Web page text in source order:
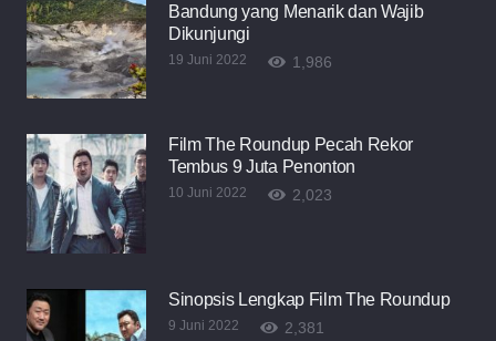
Bandung yang Menarik dan Wajib
Dikunjungi
19 Juni 2022 1,986
Film The Roundup Pecah Rekor
Tembus 9 Juta Penonton
10 Juni 2022 2,023
Sinopsis Lengkap Film The Roundup
9 Juni 2022 2,381